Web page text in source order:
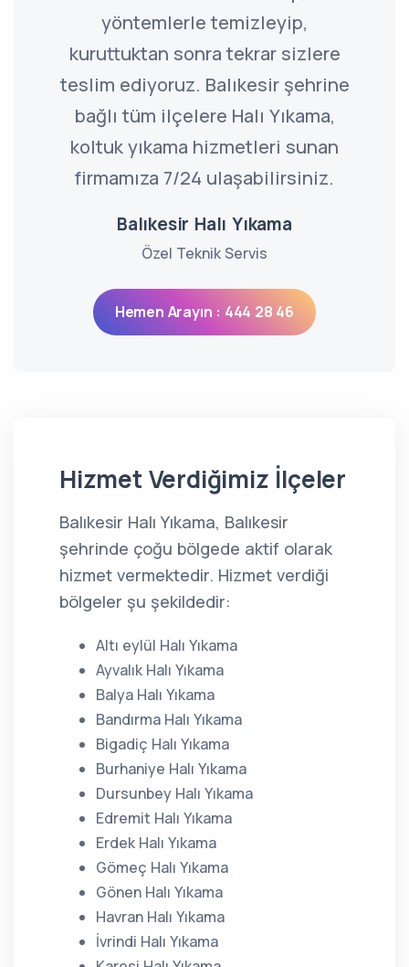
yöntemlerle temizleyip,
kuruttuktan sonra tekrar sizlere
teslim ediyoruz. Balıkesir şehrine
bağlı tüm ilçelere Halı Yıkama,
koltuk yıkama hizmetleri sunan
firmamıza 7/24 ulaşabilirsiniz.
Balıkesir Halı Yıkama
Özel Teknik Servis
Hemen Arayın : 444 28 46
Hizmet Verdiğimiz İlçeler
Balıkesir Halı Yıkama, Balıkesir
şehrinde çoğu bölgede aktif olarak
hizmet vermektedir. Hizmet verdiği
bölgeler şu şekildedir:
Altı eylül Halı Yıkama
Ayvalık Halı Yıkama
Balya Halı Yıkama
Bandırma Halı Yıkama
Bigadiç Halı Yıkama
Burhaniye Halı Yıkama
Dursunbey Halı Yıkama
Edremit Halı Yıkama
Erdek Halı Yıkama
Gömeç Halı Yıkama
Gönen Halı Yıkama
Havran Halı Yıkama
İvrindi Halı Yıkama